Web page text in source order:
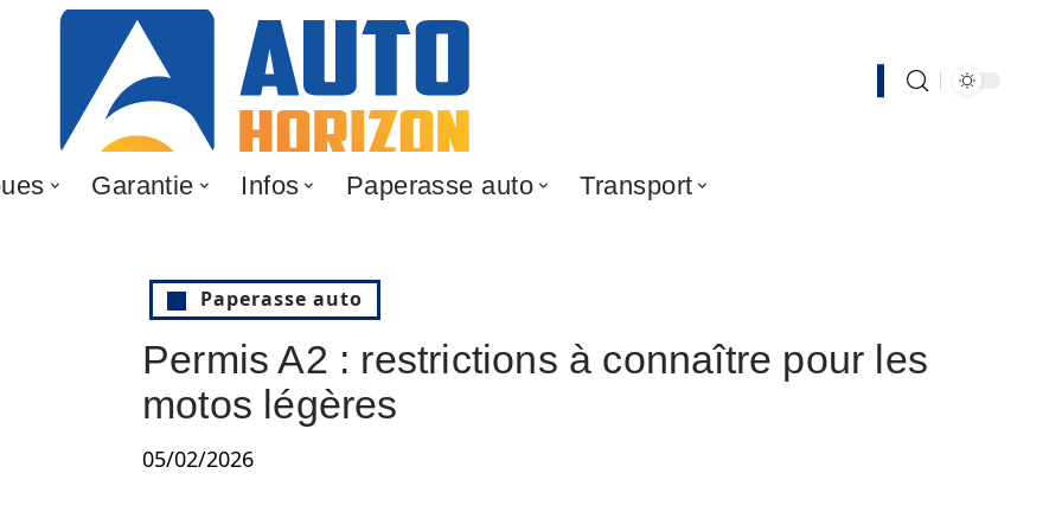
Garantie Infos Paperasse auto Transport
Paperasse auto
Permis A2 : restrictions à connaître pour les
motos légères
05/02/2026